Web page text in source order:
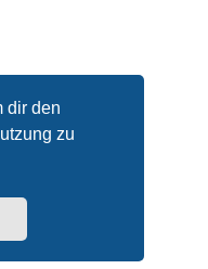
dir den
zu